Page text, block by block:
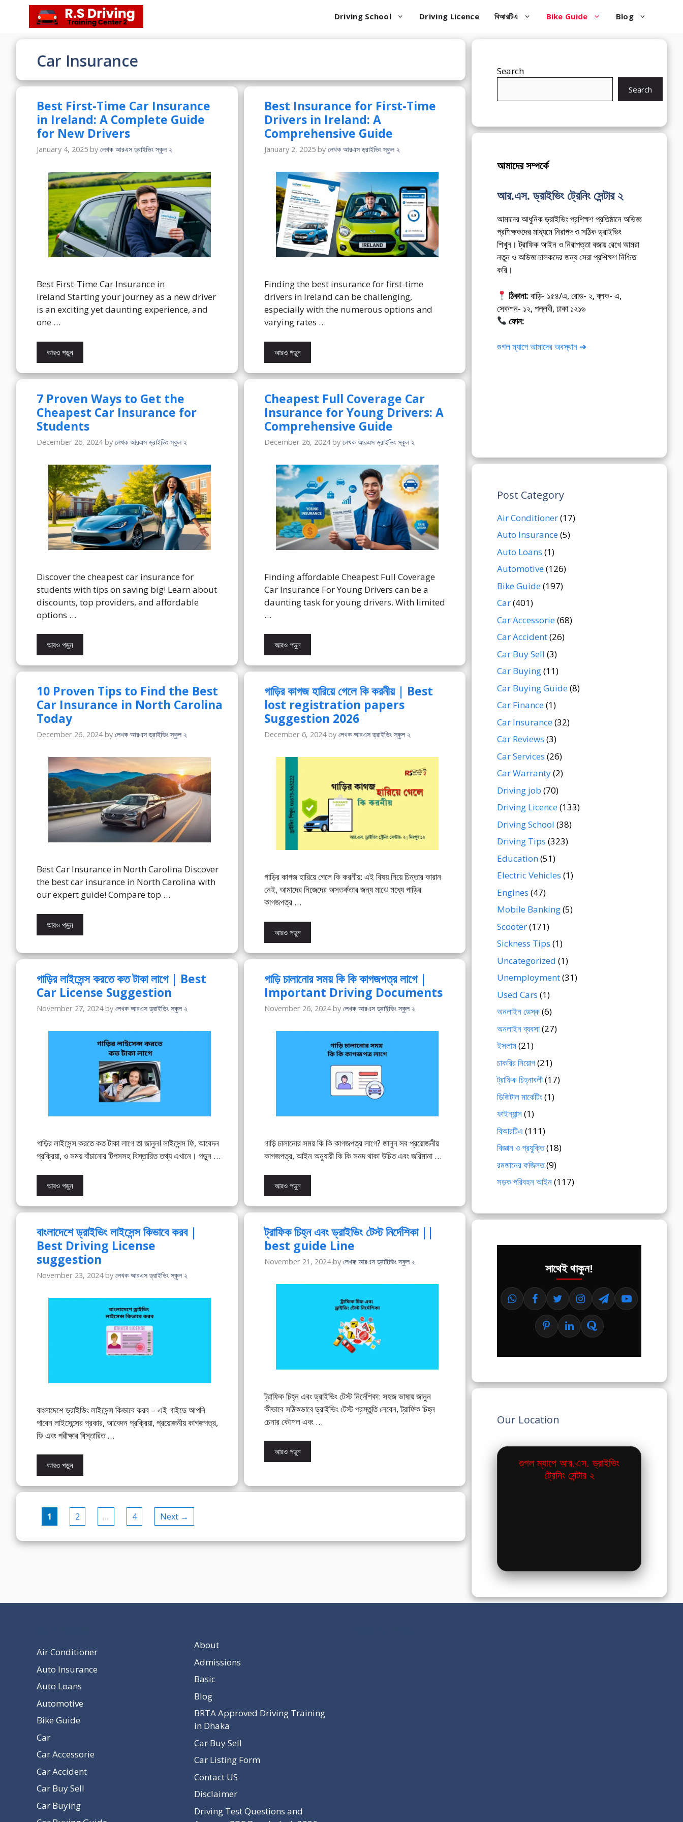
content
Driving School Driving Licence বিআরটিএ Bike Guide Blog
Car Insurance
Best First-Time Car Insurance
in Ireland: A Complete Guide
for New Drivers
January 4, 2025 by লেখক আরএস ড্রাইভিং স্কুল ২
Best First-Time Car Insurance in
Ireland Starting your journey as a new driver
is an exciting yet daunting experience, and
one …
আরও পড়ুন
Best Insurance for First-Time
Drivers in Ireland: A
Comprehensive Guide
January 2, 2025 by লেখক আরএস ড্রাইভিং স্কুল ২
Finding the best insurance for first-time
drivers in Ireland can be challenging,
especially with the numerous options and
varying rates …
আরও পড়ুন
7 Proven Ways to Get the
Cheapest Car Insurance for
Students
December 26, 2024 by লেখক আরএস ড্রাইভিং স্কুল ২
Discover the cheapest car insurance for
students with tips on saving big! Learn about
discounts, top providers, and affordable
options …
আরও পড়ুন
Cheapest Full Coverage Car
Insurance for Young Drivers: A
Comprehensive Guide
December 26, 2024 by লেখক আরএস ড্রাইভিং স্কুল ২
Finding affordable Cheapest Full Coverage
Car Insurance For Young Drivers can be a
daunting task for young drivers. With limited
…
আরও পড়ুন
10 Proven Tips to Find the Best
Car Insurance in North Carolina
Today
December 26, 2024 by লেখক আরএস ড্রাইভিং স্কুল ২
Best Car Insurance in North Carolina Discover
the best car insurance in North Carolina with
our expert guide! Compare top …
আরও পড়ুন
গাড়ির কাগজ হারিয়ে গেলে কি করনীয় | Best
lost registration papers
Suggestion 2026
December 6, 2024 by লেখক আরএস ড্রাইভিং স্কুল ২
গাড়ির কাগজ হারিয়ে গেলে কি করনীয়: এই বিষয় নিয়ে চিন্তার কারান
নেই, আমাদের নিজেদের অসতর্কতার জন্য মাঝে মধ্যে গাড়ির
কাগজপত্র …
আরও পড়ুন
গাড়ির লাইসেন্স করতে কত টাকা লাগে | Best
Car License Suggestion
November 27, 2024 by লেখক আরএস ড্রাইভিং স্কুল ২
গাড়ির লাইসেন্স করতে কত টাকা লাগে তা জানুন! লাইসেন্স ফি, আবেদন
প্রক্রিয়া, ও সময় বাঁচানোর টিপসসহ বিস্তারিত তথ্য এখানে। পড়ুন …
আরও পড়ুন
গাড়ি চালানোর সময় কি কি কাগজপত্র লাগে |
Important Driving Documents
November 26, 2024 by লেখক আরএস ড্রাইভিং স্কুল ২
গাড়ি চালানোর সময় কি কি কাগজপত্র লাগে? জানুন সব প্রয়োজনীয়
কাগজপত্র, আইন অনুযায়ী কি কি সনদ থাকা উচিত এবং জরিমানা …
আরও পড়ুন
বাংলাদেশে ড্রাইভিং লাইসেন্স কিভাবে করব |
Best Driving License
suggestion
November 23, 2024 by লেখক আরএস ড্রাইভিং স্কুল ২
বাংলাদেশে ড্রাইভিং লাইসেন্স কিভাবে করব – এই গাইডে আপনি
পাবেন লাইসেন্সের প্রকার, আবেদন প্রক্রিয়া, প্রয়োজনীয় কাগজপত্র,
ফি এবং পরীক্ষার বিস্তারিত …
আরও পড়ুন
ট্রাফিক চিহ্ন এবং ড্রাইভিং টেস্ট নির্দেশিকা ||
best guide Line
November 21, 2024 by লেখক আরএস ড্রাইভিং স্কুল ২
ট্রাফিক চিহ্ন এবং ড্রাইভিং টেস্ট নির্দেশিকা: সহজ ভাষায় জানুন
কীভাবে সঠিকভাবে ড্রাইভিং টেস্ট প্রস্তুতি নেবেন, ট্রাফিক চিহ্ন
চেনার কৌশল এবং …
আরও পড়ুন
Page
1 Page
2 … Page
4 Next →
Search
Search
আমাদের সম্পর্কে
আর.এস. ড্রাইভিং ট্রেনিং সেন্টার ২
আমাদের আধুনিক ড্রাইভিং প্রশিক্ষণ প্রতিষ্ঠানে অভিজ্ঞ
প্রশিক্ষকদের মাধ্যমে নিরাপদ ও সঠিক ড্রাইভিং
শিখুন। ট্রাফিক আইন ও নিরাপত্তা বজায় রেখে আমরা
নতুন ও অভিজ্ঞ চালকদের জন্য সেরা প্রশিক্ষণ নিশ্চিত
করি।
ঠিকানা: বাড়ি- ১৫৪/এ, রোড- ২, ব্লক- এ,
সেকশন- ১২, পল্লবী, ঢাকা ১২১৬
ফোন:
গুগল ম্যাপে আমাদের অবস্থান ➔
Post Category
Air Conditioner(17)
Auto Insurance(5)
Auto Loans (1)
Automotive(126)
Bike Guide(197)
Car(401)
Car Accessorie(68)
Car Accident(26)
Car Buy Sell (3)
Car Buying(11)
Car Buying Guide(8)
Car Finance(1)
Car Insurance(32)
Car Reviews (3)
Car Services (26)
Car Warranty(2)
Driving job (70)
Driving Licence(133)
Driving School (38)
Driving Tips (323)
Education(51)
Electric Vehicles (1)
Engines (47)
Mobile Banking(5)
Scooter(171)
Sickness Tips (1)
Uncategorized (1)
Unemployment(31)
Used Cars (1)
অনলাইন ডেস্ক(6)
অনলাইন ব্যবসা(27)
ইসলাম(21)
চাকরির নিয়োগ(21)
ট্রাফিক চিহ্নাবলী(17)
ডিজিটাল মার্কেটিং(1)
ফাইন্যান্স(1)
বিআরটিএ (111)
বিজ্ঞান ও প্রযুক্তি(18)
রমজানের ফজিলত(9)
সড়ক পরিবহন আইন(117)
সাথেই থাকুন!
Our Location
গুগল ম্যাপে আর.এস. ড্রাইভিং
ট্রেনিং সেন্টার ২
Air Conditioner
Auto Insurance
Auto Loans
Automotive
Bike Guide
Car
Car Accessorie
Car Accident
Car Buy Sell
Car Buying
About
Admissions
Basic
Blog
BRTA Approved Driving Training
in Dhaka
Car Buy Sell
Car Listing Form
Contact US
Disclaimer
Driving Test Questions and